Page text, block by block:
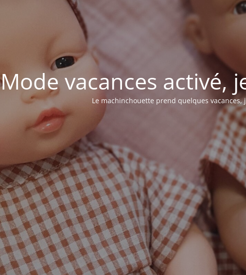
Mode vacances activé,
Le machinchouette prend quelques